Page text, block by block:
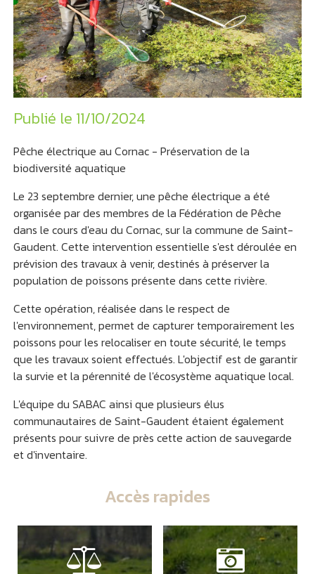
Publié le 11/10/2024
Pêche électrique au Cornac - Préservation de la
biodiversité aquatique
Le 23 septembre dernier, une pêche électrique a été
organisée par des membres de la Fédération de Pêche
dans le cours d'eau du Cornac, sur la commune de Saint-
Gaudent. Cette intervention essentielle s'est déroulée en
prévision des travaux à venir, destinés à préserver la
population de poissons présente dans cette rivière.
Cette opération, réalisée dans le respect de
l'environnement, permet de capturer temporairement les
poissons pour les relocaliser en toute sécurité, le temps
que les travaux soient effectués. L'objectif est de garantir
la survie et la pérennité de l'écosystème aquatique local.
L'équipe du SABAC ainsi que plusieurs élus
communautaires de Saint-Gaudent étaient également
présents pour suivre de près cette action de sauvegarde
et d'inventaire.
Accès rapides